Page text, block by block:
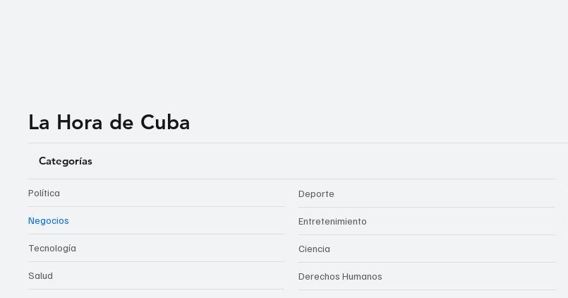
La Hora de Cuba
Categorías
Política
Negocios
Tecnología
Salud
Deporte
Entretenimiento
Ciencia
Derechos Humanos